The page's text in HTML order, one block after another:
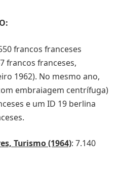
francos franceses
francos franceses,
1962). No mesmo ano,
embraiagem centrífuga)
e um ID 19 berlina
Turismo (1964): 7.140